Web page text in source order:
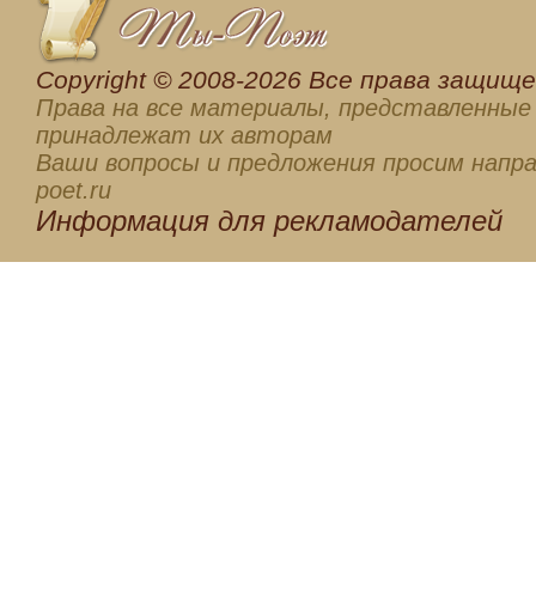
Сopyright © 2008-2026 Все права
Права на все материалы, представленные
принадлежат их авторам
Ваши вопросы и предложения просим
poet.ru
Информация для рекламодателей